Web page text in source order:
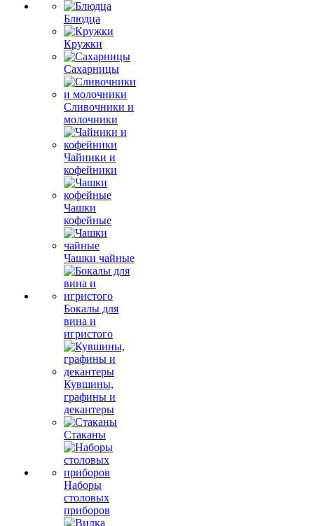
Блюдца
Кружки
Сахарницы
Сливочники и
молочники
Чайники и
кофейники
Чашки
кофейные
Чашки чайные
Бокалы для
вина и
игристого
Кувшины,
графины и
декантеры
Стаканы
Наборы
столовых
приборов